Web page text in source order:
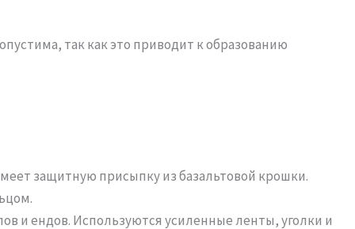
так как это приводит к образованию
защитную присыпку из базальтовой крошки.
и ендов. Используются усиленные ленты, уголки и